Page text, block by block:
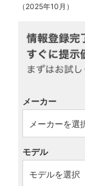
（2025年10月）
メーカー
モデル